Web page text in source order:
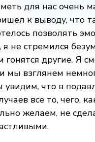
для нас очень
к выводу, что
позволять
не стремился
гонятся другие. Я
мы взглянем
увидим, что в
все то, чего,
желаем, не